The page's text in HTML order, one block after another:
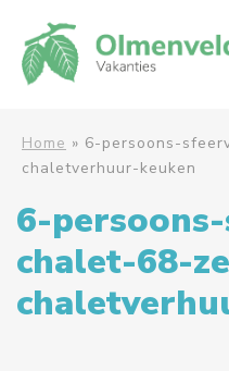
Home » 6-persoons-
chaletverhuur-keuken
6-
chalet-68-